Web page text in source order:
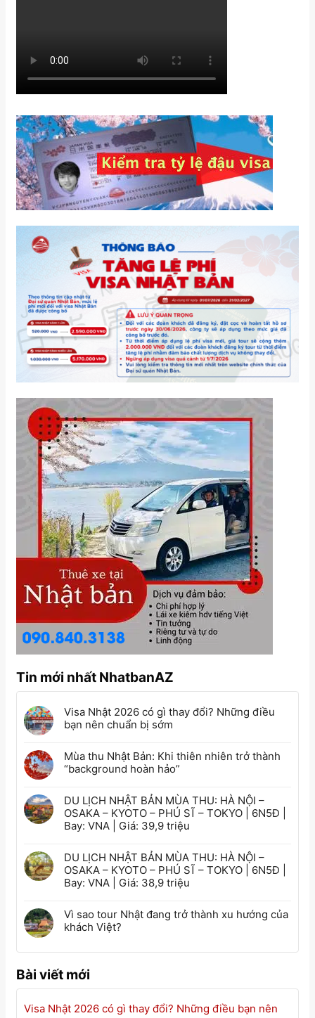
Tin mới nhất NhatbanAZ
Visa Nhật 2026 có gì thay đổi? Những điều
bạn nên chuẩn bị sớm
Mùa thu Nhật Bản: Khi thiên nhiên trở thành
“background hoàn hảo”
DU LỊCH NHẬT BẢN MÙA THU: HÀ NỘI –
OSAKA – KYOTO – PHÚ SĨ – TOKYO | 6N5Đ |
Bay: VNA | Giá: 39,9 triệu
DU LỊCH NHẬT BẢN MÙA THU: HÀ NỘI –
OSAKA – KYOTO – PHÚ SĨ – TOKYO | 6N5Đ |
Bay: VNA | Giá: 38,9 triệu
Vì sao tour Nhật đang trở thành xu hướng của
khách Việt?
Bài viết mới
Visa Nhật 2026 có gì thay đổi? Những điều bạn nên